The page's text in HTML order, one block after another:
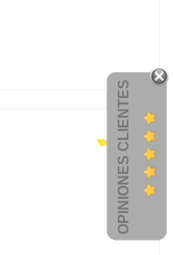
OPINIONES CLIENTES